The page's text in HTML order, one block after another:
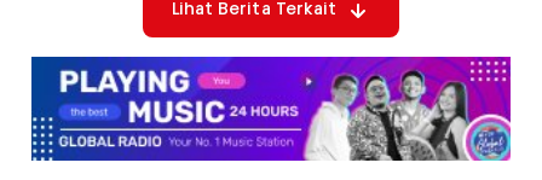
Lihat Berita Terkait